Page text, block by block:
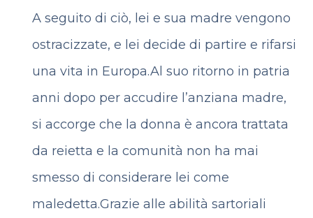
A seguito di ciò, lei e sua madre vengono
ostracizzate, e lei decide di partire e rifarsi
una vita in Europa.Al suo ritorno in patria
anni dopo per accudire l’anziana madre,
si accorge che la donna è ancora trattata
da reietta e la comunità non ha mai
smesso di considerare lei come
maledetta.Grazie alle abilità sartoriali